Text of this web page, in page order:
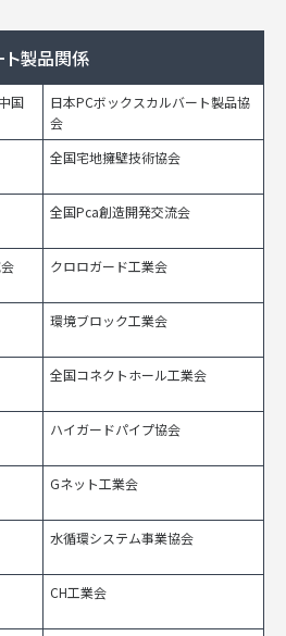
ト製品関係
中国
日本PCボックスカルバート製品協
会
全国宅地擁壁技術協会
全国Pca創造開発交流会
クロロガード工業会
環境ブロック工業会
全国コネクトホール工業会
ハイガードパイプ協会
Gネット工業会
水循環システム事業協会
CH工業会